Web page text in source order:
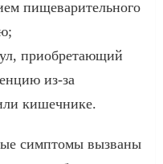
пищеварительного
приобретающий
из-за
кишечнике.
симптомы вызваны